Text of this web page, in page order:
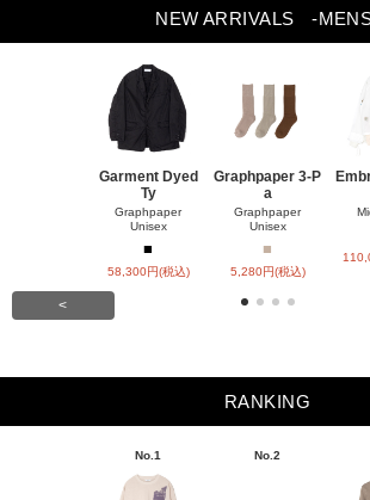
NEW ARRIVALS -
Garment Dyed
Ty
Graphpaper
Unisex
■
58,300円(税込)
Graphpaper 3-P
a
Graphpaper
Unisex
■
5,280円(税込)
<
RANKING
No.1 No.2